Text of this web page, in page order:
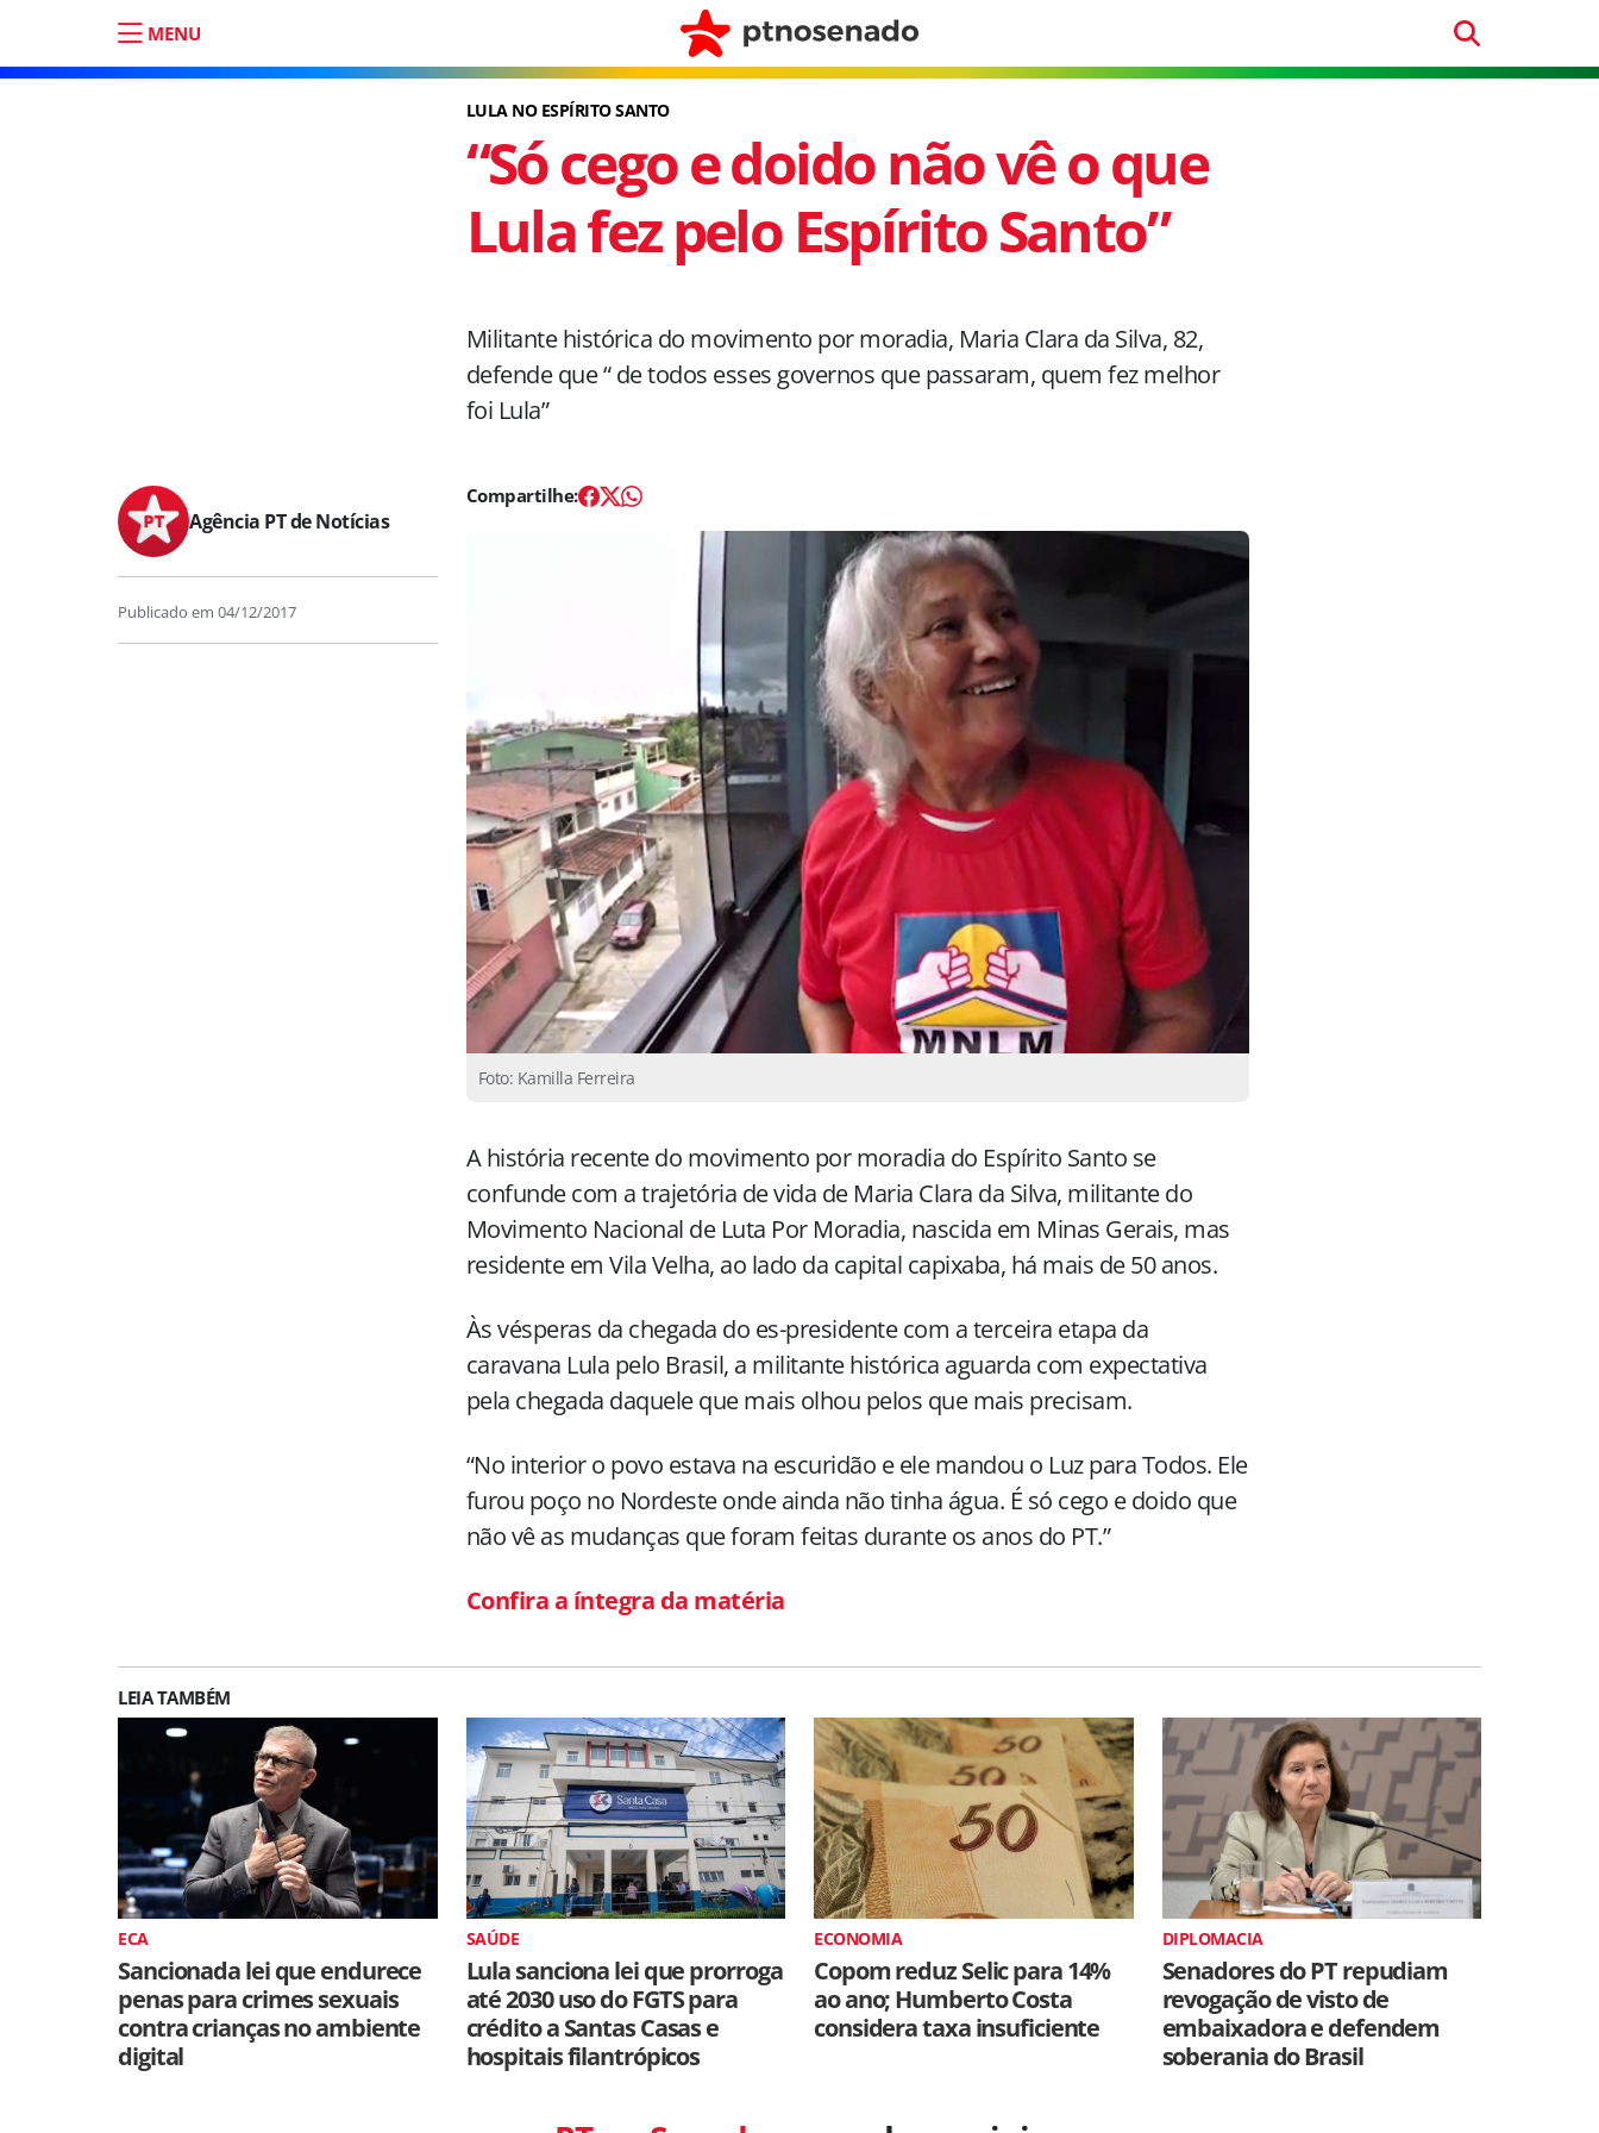
MENU
LULA NO ESPÍRITO SANTO
“Só cego e doido não vê o que
Lula fez pelo Espírito Santo”
Militante histórica do movimento por moradia, Maria Clara da Silva, 82,
defende que “ de todos esses governos que passaram, quem fez melhor
foi Lula”
Agência PT de Notícias
Publicado em 04/12/2017
Foto: Kamilla Ferreira
A história recente do movimento por moradia do Espírito Santo se
confunde com a trajetória de vida de Maria Clara da Silva, militante do
Movimento Nacional de Luta Por Moradia, nascida em Minas Gerais, mas
residente em Vila Velha, ao lado da capital capixaba, há mais de 50 anos.
Às vésperas da chegada do es-presidente com a terceira etapa da
caravana Lula pelo Brasil, a militante histórica aguarda com expectativa
pela chegada daquele que mais olhou pelos que mais precisam.
“No interior o povo estava na escuridão e ele mandou o Luz para Todos. Ele
furou poço no Nordeste onde ainda não tinha água. É só cego e doido que
não vê as mudanças que foram feitas durante os anos do PT.”
Confira a íntegra da matéria
LEIA TAMBÉM
ECA
Sancionada lei que endurece
penas para crimes sexuais
contra crianças no ambiente
digital
SAÚDE
Lula sanciona lei que prorroga
até 2030 uso do FGTS para
crédito a Santas Casas e
hospitais filantrópicos
ECONOMIA
Copom reduz Selic para 14%
ao ano; Humberto Costa
considera taxa insuficiente
DIPLOMACIA
Senadores do PT repudiam
revogação de visto de
embaixadora e defendem
soberania do Brasil